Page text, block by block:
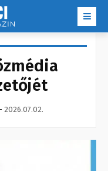
- 2026.07.02.